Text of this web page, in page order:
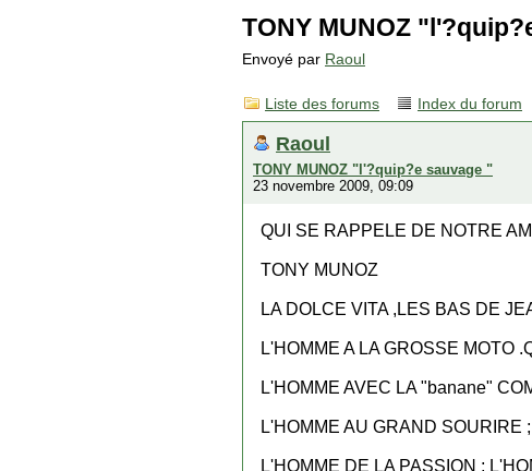
TONY MUNOZ
Envoyé par Raoul
Liste des forums Index du forum
Raoul
TONY MUNOZ "l'?quip?e sauvage "
23 novembre 2009, 09:09
QUI SE RAPPELE DE NOTRE AMI
TONY MUNOZ
LA DOLCE VITA ,LES BAS DE
L'HOMME A LA GROSSE MOTO
L'HOMME AVEC LA "banane"
L'HOMME AU GRAND SOURIRE
L'HOMME DE LA PASSION ;